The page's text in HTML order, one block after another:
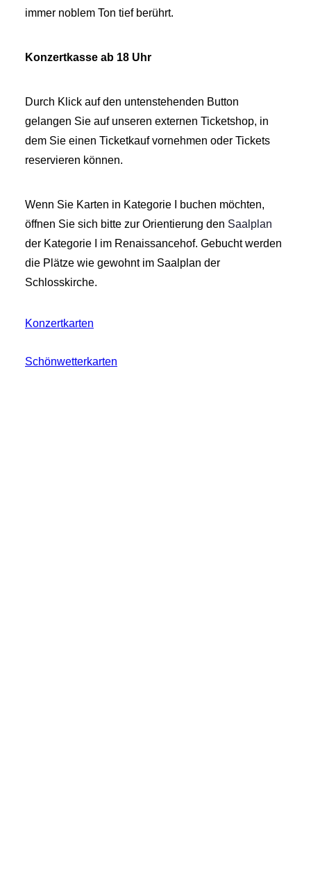
immer noblem Ton tief berührt.
Konzertkasse ab 18 Uhr
Durch Klick auf den untenstehenden Button
gelangen Sie auf unseren externen Ticketshop, in
dem Sie einen Ticketkauf vornehmen oder Tickets
reservieren können.
Wenn Sie Karten in Kategorie I buchen möchten,
öffnen Sie sich bitte zur Orientierung den Saalplan
der Kategorie I im Renaissancehof. Gebucht werden
die Plätze wie gewohnt im Saalplan der
Schlosskirche.
Konzertkarten
Schönwetterkarten